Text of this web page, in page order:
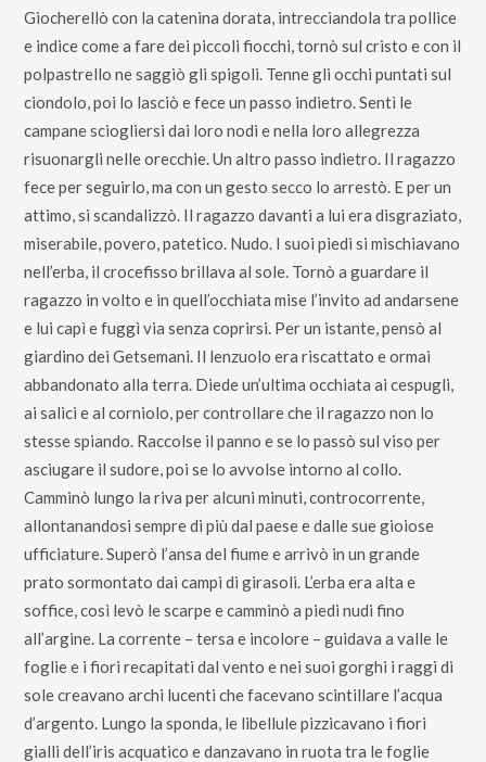
Giocherellò con la catenina dorata, intrecciandola tra pollice
e indice come a fare dei piccoli fiocchi, tornò sul cristo e con il
polpastrello ne saggiò gli spigoli. Tenne gli occhi puntati sul
ciondolo, poi lo lasciò e fece un passo indietro. Sentì le
campane sciogliersi dai loro nodi e nella loro allegrezza
risuonargli nelle orecchie. Un altro passo indietro. Il ragazzo
fece per seguirlo, ma con un gesto secco lo arrestò. E per un
attimo, si scandalizzò. Il ragazzo davanti a lui era disgraziato,
miserabile, povero, patetico. Nudo. I suoi piedi si mischiavano
nell’erba, il crocefisso brillava al sole. Tornò a guardare il
ragazzo in volto e in quell’occhiata mise l’invito ad andarsene
e lui capì e fuggì via senza coprirsi. Per un istante, pensò al
giardino dei Getsemani. Il lenzuolo era riscattato e ormai
abbandonato alla terra. Diede un’ultima occhiata ai cespugli,
ai salici e al corniolo, per controllare che il ragazzo non lo
stesse spiando. Raccolse il panno e se lo passò sul viso per
asciugare il sudore, poi se lo avvolse intorno al collo.
Camminò lungo la riva per alcuni minuti, controcorrente,
allontanandosi sempre di più dal paese e dalle sue gioiose
ufficiature. Superò l’ansa del fiume e arrivò in un grande
prato sormontato dai campi di girasoli. L’erba era alta e
soffice, così levò le scarpe e camminò a piedi nudi fino
all’argine. La corrente – tersa e incolore – guidava a valle le
foglie e i fiori recapitati dal vento e nei suoi gorghi i raggi di
sole creavano archi lucenti che facevano scintillare l’acqua
d’argento. Lungo la sponda, le libellule pizzicavano i fiori
gialli dell’iris acquatico e danzavano in ruota tra le foglie